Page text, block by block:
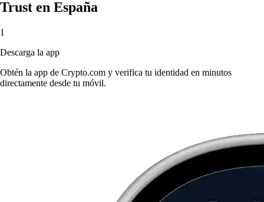
Trust en España
1
Descarga la app
Obtén la app de Crypto.com y verifica tu identidad en minutos
directamente desde tu móvil.